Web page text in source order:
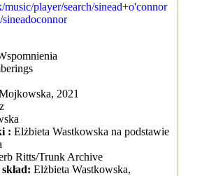
player/search/sinead+o'connor
2021
: Elżbieta Wastkowska na podstawie
Ritts/Trunk Archive
Elżbieta Wastkowska,